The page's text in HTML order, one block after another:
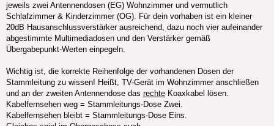
jeweils zwei Antennendosen (EG) Wohnzimmer und vermutlich
Schlafzimmer & Kinderzimmer (OG). Für dein vorhaben ist ein kleiner
20dB Hausanschlussverstärker ausreichend, dazu noch vier aufeinander
abgestimmte Multimediadosen und den Verstärker gemäß
Übergabepunkt-Werten einpegeln.
Wichtig ist, die korrekte Reihenfolge der vorhandenen Dosen der
Stammleitung zu wissen! Heißt, TV-Gerät im Wohnzimmer anschließen
und an der zweiten Antennendose das rechte Koaxkabel lösen.
Kabelfernsehen weg = Stammleitungs-Dose Zwei.
Kabelfernsehen bleibt = Stammleitungs-Dose Eins.